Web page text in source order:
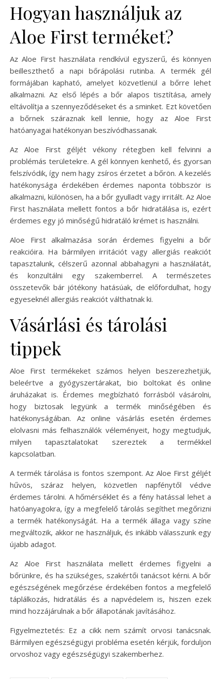
Hogyan használjuk az
Aloe First terméket?
Az Aloe First használata rendkívül egyszerű, és könnyen
beilleszthető a napi bőrápolási rutinba. A termék gél
formájában kapható, amelyet közvetlenül a bőrre lehet
alkalmazni. Az első lépés a bőr alapos tisztítása, amely
eltávolítja a szennyeződéseket és a sminket. Ezt követően
a bőrnek száraznak kell lennie, hogy az Aloe First
hatóanyagai hatékonyan beszívódhassanak.
Az Aloe First géljét vékony rétegben kell felvinni a
problémás területekre. A gél könnyen kenhető, és gyorsan
felszívódik, így nem hagy zsíros érzetet a bőrön. A kezelés
hatékonysága érdekében érdemes naponta többször is
alkalmazni, különösen, ha a bőr gyulladt vagy irritált. Az Aloe
First használata mellett fontos a bőr hidratálása is, ezért
érdemes egy jó minőségű hidratáló krémet is használni.
Aloe First alkalmazása során érdemes figyelni a bőr
reakcióira. Ha bármilyen irritációt vagy allergiás reakciót
tapasztalunk, célszerű azonnal abbahagyni a használatát,
és konzultálni egy szakemberrel. A természetes
összetevők bár jótékony hatásúak, de előfordulhat, hogy
egyeseknél allergiás reakciót válthatnak ki.
Vásárlási és tárolási
tippek
Aloe First termékeket számos helyen beszerezhetjük,
beleértve a gyógyszertárakat, bio boltokat és online
áruházakat is. Érdemes megbízható forrásból vásárolni,
hogy biztosak legyünk a termék minőségében és
hatékonyságában. Az online vásárlás esetén érdemes
elolvasni más felhasználók véleményeit, hogy megtudjuk,
milyen tapasztalatokat szereztek a termékkel
kapcsolatban.
A termék tárolása is fontos szempont. Az Aloe First géljét
hűvös, száraz helyen, közvetlen napfénytől védve
érdemes tárolni. A hőmérséklet és a fény hatással lehet a
hatóanyagokra, így a megfelelő tárolás segíthet megőrizni
a termék hatékonyságát. Ha a termék állaga vagy színe
megváltozik, akkor ne használjuk, és inkább válasszunk egy
újabb adagot.
Az Aloe First használata mellett érdemes figyelni a
bőrünkre, és ha szükséges, szakértői tanácsot kérni. A bőr
egészségének megőrzése érdekében fontos a megfelelő
táplálkozás, hidratálás és a napvédelem is, hiszen ezek
mind hozzájárulnak a bőr állapotának javításához.
Figyelmeztetés: Ez a cikk nem számít orvosi tanácsnak.
Bármilyen egészségügyi probléma esetén kérjük, forduljon
orvoshoz vagy egészségügyi szakemberhez.